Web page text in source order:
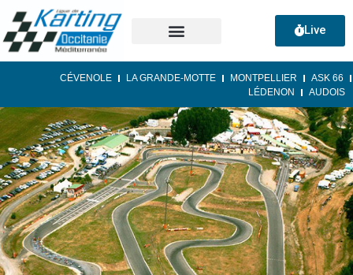
Live
CÉVENOLE LA GRANDE-MOTTE MONTPELLIER
ASK 66
LÉDENON
AUDOIS